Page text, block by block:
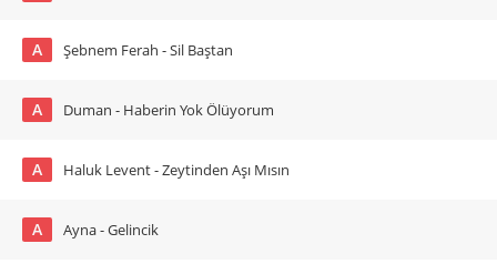
A Şebnem Ferah - Sil Baştan
A Duman - Haberin Yok Ölüyorum
A Haluk Levent - Zeytinden Aşı Mısın
A Ayna - Gelincik